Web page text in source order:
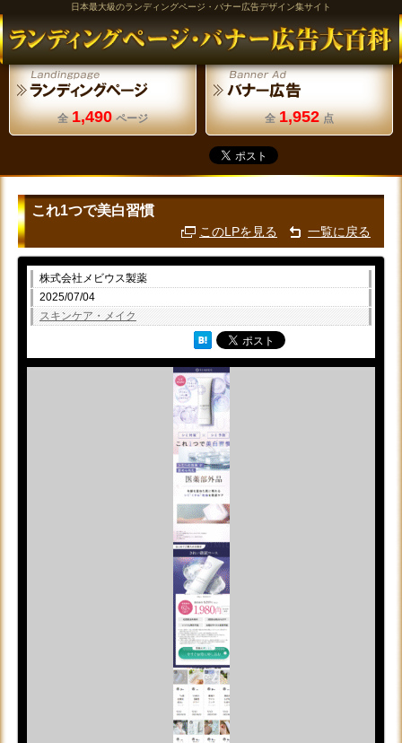
日本最大級のランディングページ・バナー広告デザイン集サイト
全 1,490 ページ 全 1,952 点
これ1つで美白習慣
このLPを見る 一覧に戻る
株式会社メビウス製薬
2025/07/04
スキンケア・メイク